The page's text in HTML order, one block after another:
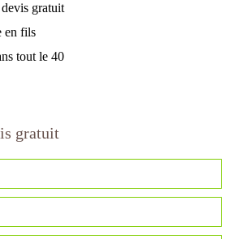
gratuit
en fils
tout le 40
gratuit